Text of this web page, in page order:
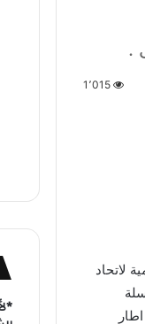
.
1٬015
لاتحاد